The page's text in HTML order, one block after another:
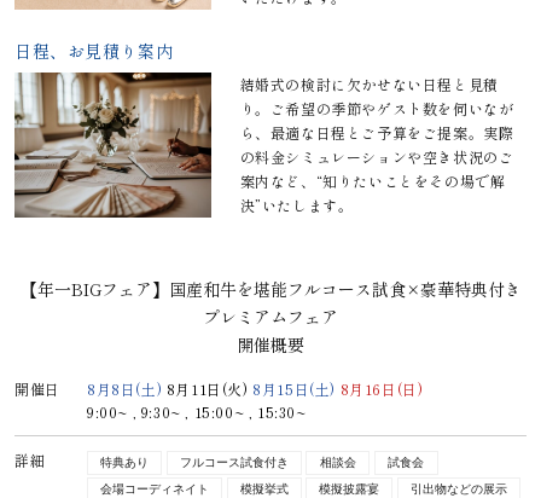
日程、お見積り案内
結婚式の検討に欠かせない日程と見積
り。ご希望の季節やゲスト数を伺いなが
ら、最適な日程とご予算をご提案。実際
の料金シミュレーションや空き状況のご
案内など、“知りたいことをその場で解
決”いたします。
【年一BIGフェア】国産和牛を堪能フルコース試食×豪華特典付き
プレミアムフェア
開催概要
開催日 8月8日(土) 8月11日(火) 8月15日(土) 8月16日(日)
9:00~ ,
9:30~ , 15:00~ , 15:30~
詳細 特典あり フルコース試食付き 相談会
試食会
会場コーディネイト
模擬挙式 模擬披露宴 引出物などの展示